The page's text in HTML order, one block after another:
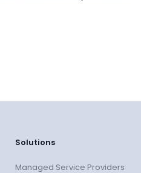
Solutions
Managed Service Providers